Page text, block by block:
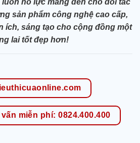
luôn nỗ lực mang đến cho đối tác
sản phẩm công nghệ cao cấp,
ích, sáng tạo cho cộng đồng một
lai tốt đẹp hơn!
miễn phí: 0824.400.400